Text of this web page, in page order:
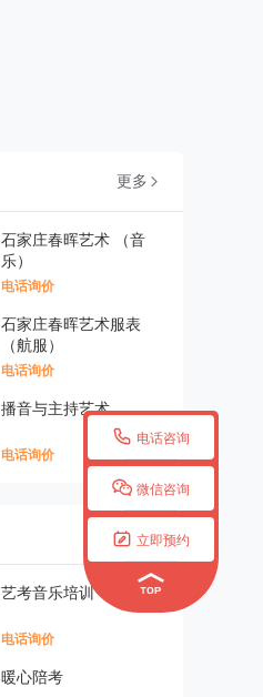
 电话咨询
 微信咨询
 立即预约
更多 
石家庄春晖艺术 （音
乐）
电话询价
石家庄春晖艺术服表
（航服）
电话询价
播音与主持艺术
电话询价
更多
艺考音乐培训
电话询价
暖心陪考